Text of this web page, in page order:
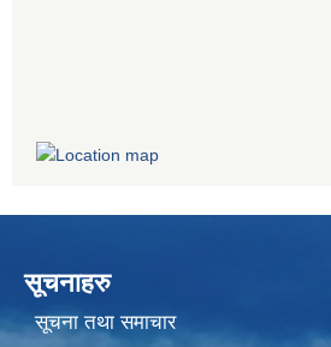
सूचनाहरु
सूचना तथा समाचार